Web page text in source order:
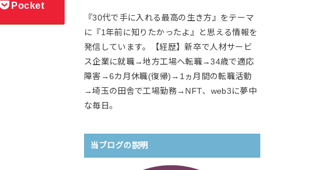
Pocket
『30代で手に入れる最高の生き方』をテーマ
に『1年前に知りたかったよ』と思える情報を
発信しています。【経歴】新卒で人材サービ
ス企業に就職→地方工場へ転職→34歳で適応
障害→6カ月休職(復帰)→1ヵ月間の転職活動
→埼玉の田舎で工場勤務→NFT、web3に夢中
な毎日。
当ブログの説明